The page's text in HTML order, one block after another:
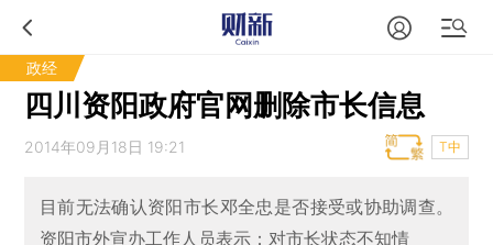
政经
四川资阳政府官网删除市长信息
2014年09月18日 19:21 T中
目前无法确认资阳市长邓全忠是否接受或协助调查。
资阳市外宣办工作人员表示：对市长状态不知情